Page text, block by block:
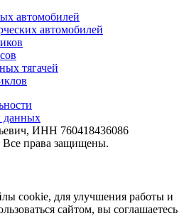
автомобилей
автомобилей
тягачей
данных
ИНН 760418436086
права защищены.
cookie, для улучшения работы и
сайтом, вы соглашаетесь